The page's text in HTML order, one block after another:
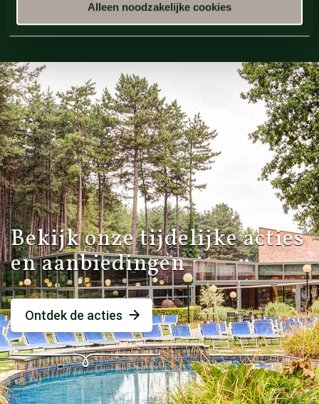
Alleen noodzakelijke cookies
Bekijk onze tijdelijke acties
en aanbiedingen
Ontdek de acties